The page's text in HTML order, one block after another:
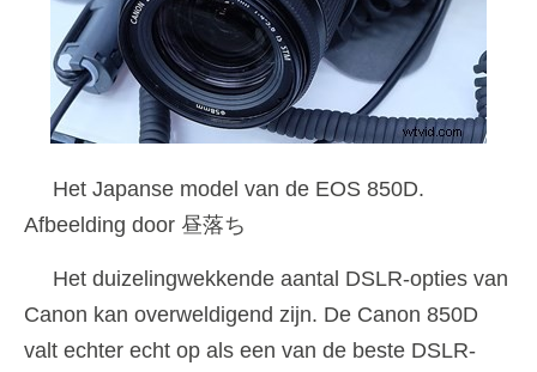
Het Japanse model van de EOS 850D.
Afbeelding door 昼落ち
Het duizelingwekkende aantal DSLR-opties van
Canon kan overweldigend zijn. De Canon 850D
valt echter echt op als een van de beste DSLR-